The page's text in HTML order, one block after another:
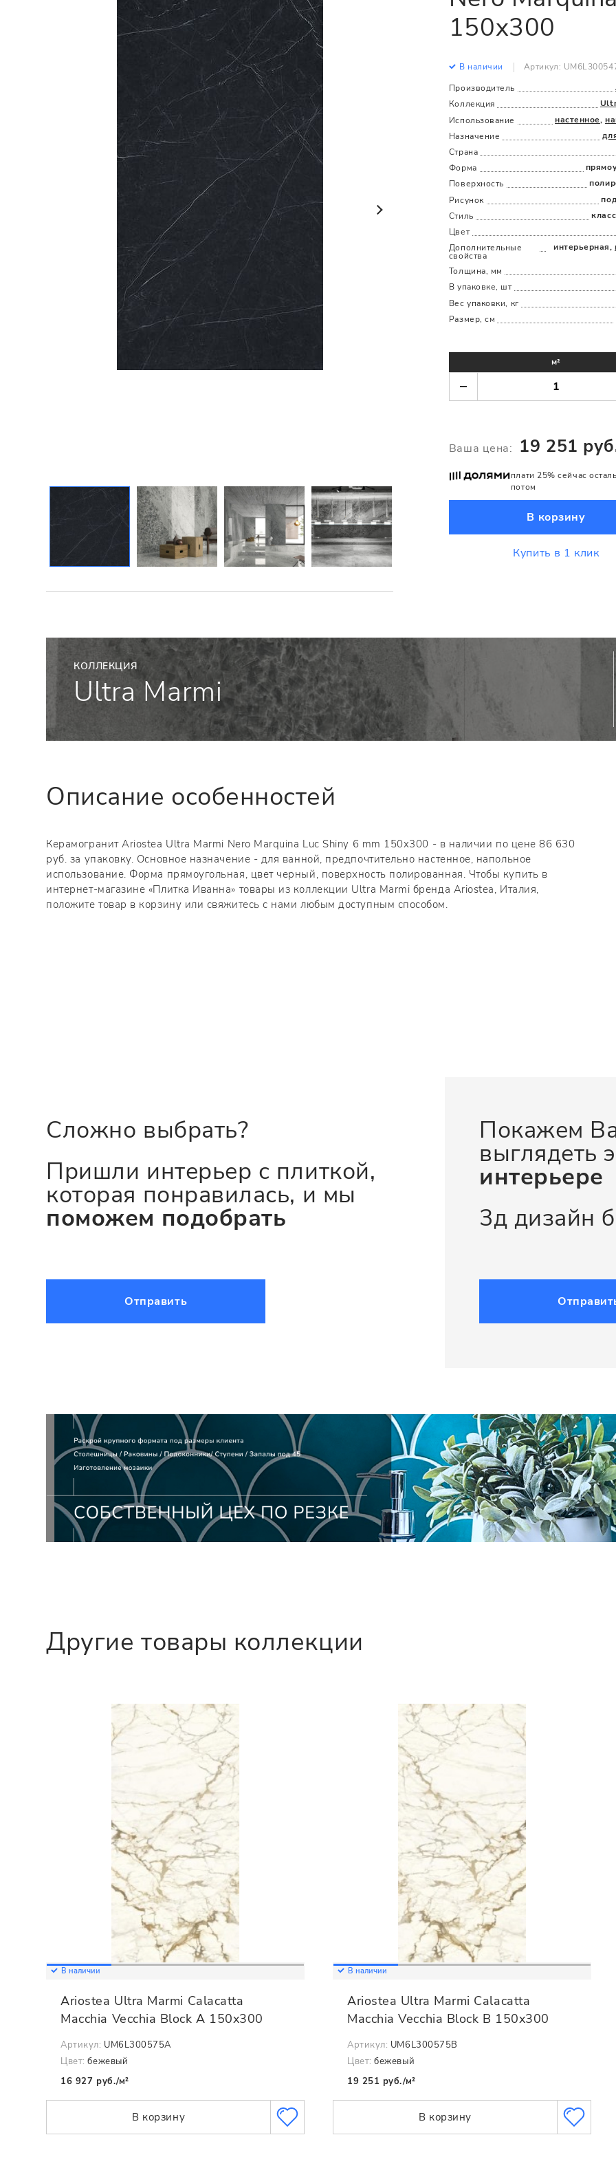
Все
Посмотреть всю керамическую плитку
Посмотреть весь керамогранит
Посмотреть всю мозаику
150x300
В наличии
Артикул:
Производитель
Коллекция
Использование
настенное,
Назначение
Страна
Форма
Поверхность
Рисунок
Стиль
Цвет
Дополнительные
cвойства
интерьерная,
Толщина, мм
В упаковке, шт
Вес упаковки, кг
Размер, см
м²
Ваша цена: 19 251
плати 25% сейчас
потом
В корзину
Купить в 1 клик
КОЛЛЕКЦИЯ
Ultra Marmi
Описание особенностей
Керамогранит Ariostea Ultra Marmi Nero Marquina Luc Shiny 6 mm 150x300 - в наличии по цене 86 630
руб. за упаковку. Основное назначение - для ванной, предпочтительно настенное, напольное
использование. Форма прямоугольная, цвет черный, поверхность полированная. Чтобы купить в
интернет-магазине «Плитка Иванна» товары из коллекции Ultra Marmi бренда Ariostea, Италия,
положите товар в корзину или свяжитесь с нами любым доступным способом.
Сложно выбрать?
Пришли интерьер с плиткой,
которая понравилась, и мы
поможем подобрать
Отправить
Покажем
выглядеть
интерьере
3д дизайн
Другие товары коллекции
В наличии
Ariostea Ultra Marmi Calacatta
Macchia Vecchia Block A 150x300
Артикул: UM6L300575A
Цвет: бежевый
16 927 руб./м²
В корзину
В наличии
Ariostea Ultra Marmi Calacatta
Macchia Vecchia Block B 150x300
Артикул: UM6L300575B
Цвет: бежевый
19 251 руб./м²
В корзину